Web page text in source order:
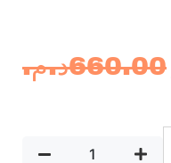
660.00د.م.